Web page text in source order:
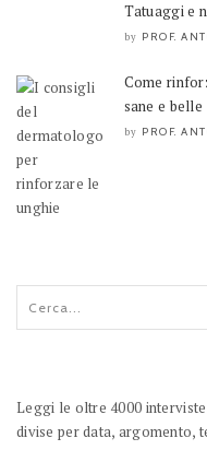
Tatuaggi e
by PROF.
Come
sane e belle
by PROF.
Leggi le oltre 4000
divise per data, argomento,